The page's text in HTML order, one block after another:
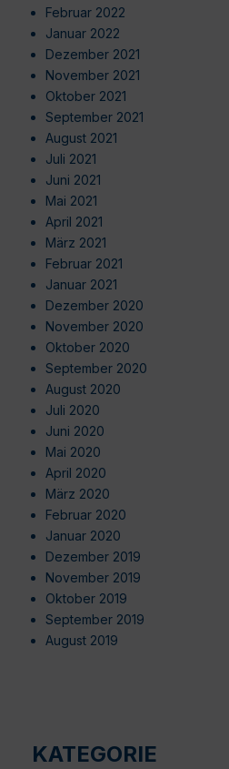
Februar 2022
Januar 2022
Dezember 2021
November 2021
Oktober 2021
September 2021
August 2021
Juli 2021
Juni 2021
Mai 2021
April 2021
März 2021
Februar 2021
Januar 2021
Dezember 2020
November 2020
Oktober 2020
September 2020
August 2020
Juli 2020
Juni 2020
Mai 2020
April 2020
März 2020
Februar 2020
Januar 2020
Dezember 2019
November 2019
Oktober 2019
September 2019
August 2019
KATEGORIE